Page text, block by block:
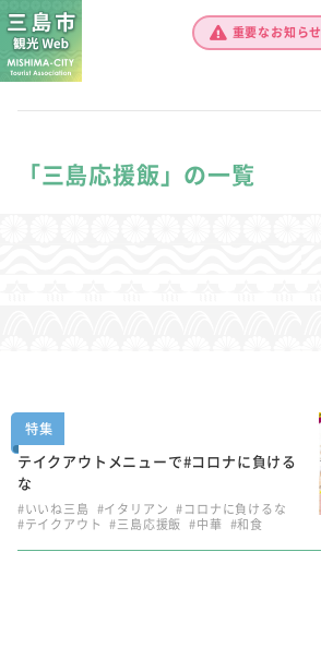
重要なお知らせ
「三島応援飯」の一覧
特集
テイクアウトメニューで#コロナに負ける
な
#いいね三島 #イタリアン #コロナに負けるな
#テイクアウト #三島応援飯 #中華 #和食